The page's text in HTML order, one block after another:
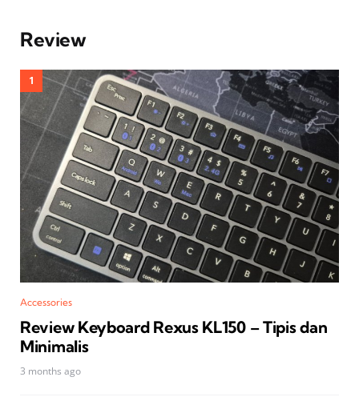
Review
Accessories
Review Keyboard Rexus KL150 – Tipis dan
Minimalis
3 months ago